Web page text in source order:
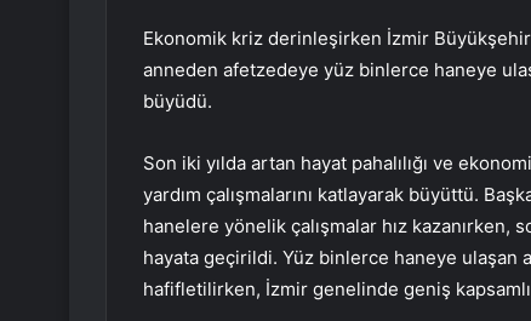
Ekonomik kriz derinleşirken İzmir
anneden afetzedeye yüz binlerce haneye
büyüdü.
Son iki yılda artan hayat pahalılığı ve
yardım çalışmalarını katlayarak büyüttü.
hanelere yönelik çalışmalar hız
hayata geçirildi. Yüz binlerce haneye ulaşan
hafifletilirken, İzmir genelinde geniş